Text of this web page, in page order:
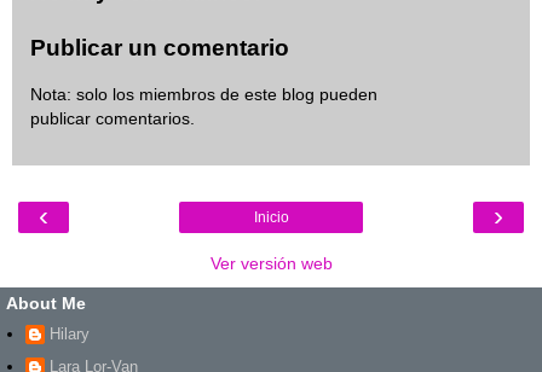
Publicar un comentario
Nota: solo los miembros de este blog pueden
publicar comentarios.
‹ ›
Inicio
Ver versión web
About Me
Hilary
Lara Lor-Van